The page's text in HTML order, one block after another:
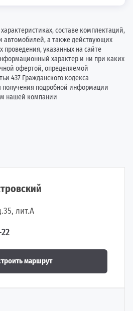
составе комплектаций,
автомобилей, а также действующих
проведения, указанных на сайте
характер и ни при каких
офертой, определяемой
437 Гражданского кодекса
подробной информации
нашей компании
лит.А
маршрут